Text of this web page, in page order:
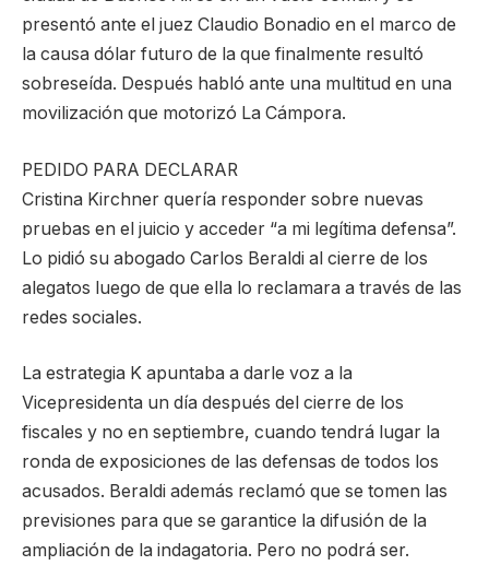
presentó ante el juez Claudio Bonadio en el marco de
la causa dólar futuro de la que finalmente resultó
sobreseída. Después habló ante una multitud en una
movilización que motorizó La Cámpora.
PEDIDO PARA DECLARAR
Cristina Kirchner quería responder sobre nuevas
pruebas en el juicio y acceder “a mi legítima defensa”.
Lo pidió su abogado Carlos Beraldi al cierre de los
alegatos luego de que ella lo reclamara a través de las
redes sociales.
La estrategia K apuntaba a darle voz a la
Vicepresidenta un día después del cierre de los
fiscales y no en septiembre, cuando tendrá lugar la
ronda de exposiciones de las defensas de todos los
acusados. Beraldi además reclamó que se tomen las
previsiones para que se garantice la difusión de la
ampliación de la indagatoria. Pero no podrá ser.